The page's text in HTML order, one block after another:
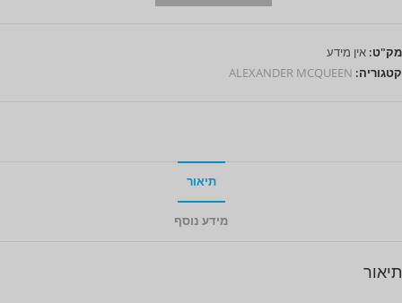
מק"ט: אין מידע
קטגוריה: ALEXANDER MCQUEEN
תיאור
מידע נוסף
תיאור